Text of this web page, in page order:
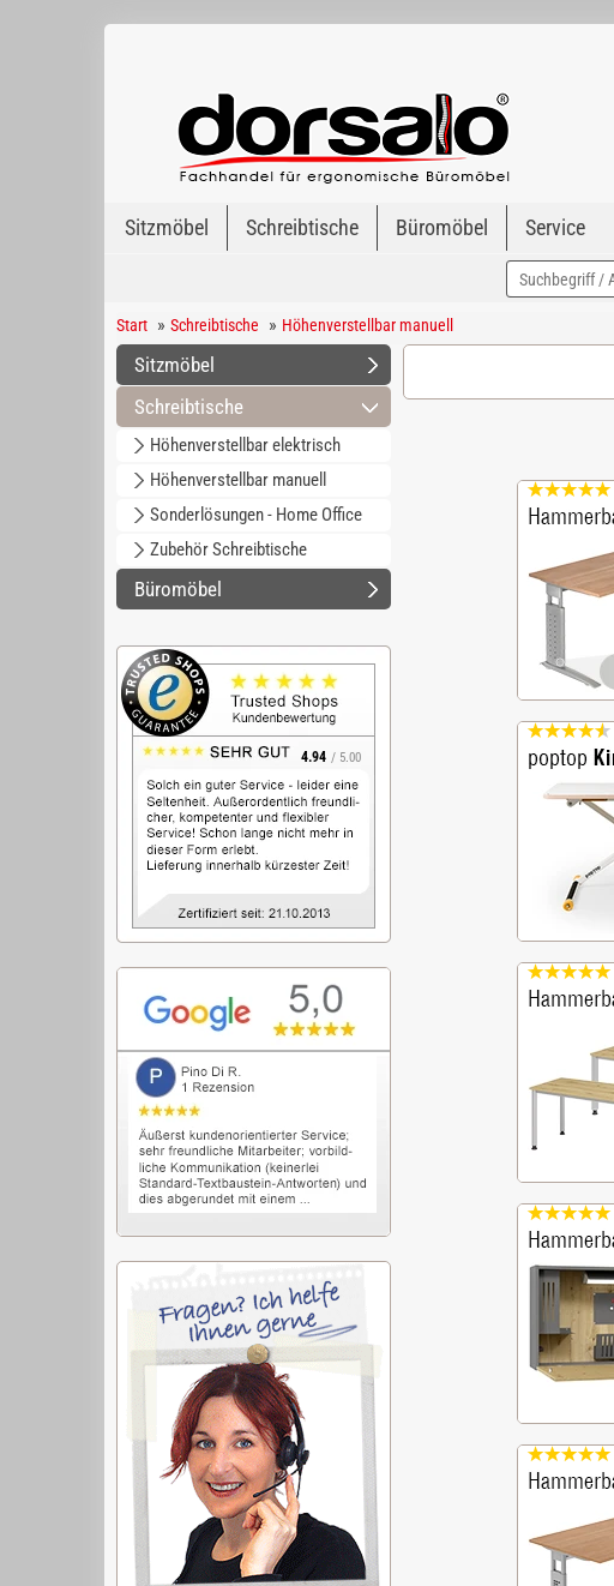
Sitzmöbel Schreibtische Büromöbel Service
Start » Schreibtische » Höhenverstellbar manuell
Sitzmöbel
Schreibtische
Höhenverstellbar elektrisch
Höhenverstellbar manuell
Sonderlösungen - Home Office
Zubehör Schreibtische
Büromöbel
4.94 / 5.00